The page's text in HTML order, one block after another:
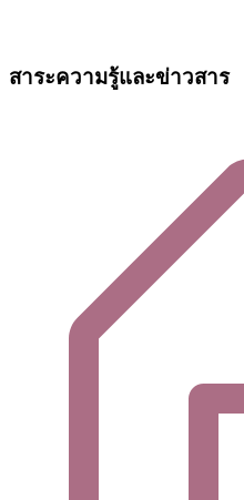
สาระความรู้และข่าวสาร